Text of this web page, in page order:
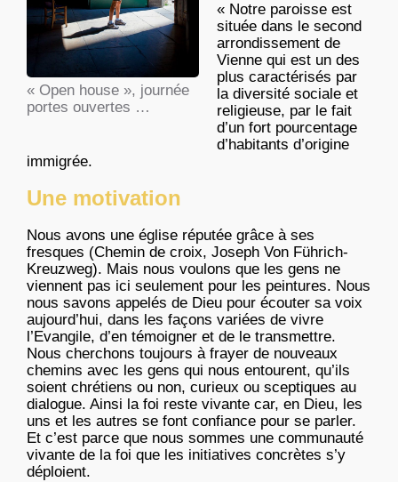
« Open house », journée
portes ouvertes …
« Notre paroisse est
située dans le second
arrondissement de
Vienne qui est un des
plus caractérisés par
la diversité sociale et
religieuse, par le fait
d’un fort pourcentage
d’habitants d’origine
immigrée.
Une motivation
Nous avons une église réputée grâce à ses
fresques (Chemin de croix, Joseph Von Führich-
Kreuzweg). Mais nous voulons que les gens ne
viennent pas ici seulement pour les peintures. Nous
nous savons appelés de Dieu pour écouter sa voix
aujourd’hui, dans les façons variées de vivre
l’Evangile, d’en témoigner et de le transmettre.
Nous cherchons toujours à frayer de nouveaux
chemins avec les gens qui nous entourent, qu’ils
soient chrétiens ou non, curieux ou sceptiques au
dialogue. Ainsi la foi reste vivante car, en Dieu, les
uns et les autres se font confiance pour se parler.
Et c’est parce que nous sommes une communauté
vivante de la foi que les initiatives concrètes s’y
déploient.